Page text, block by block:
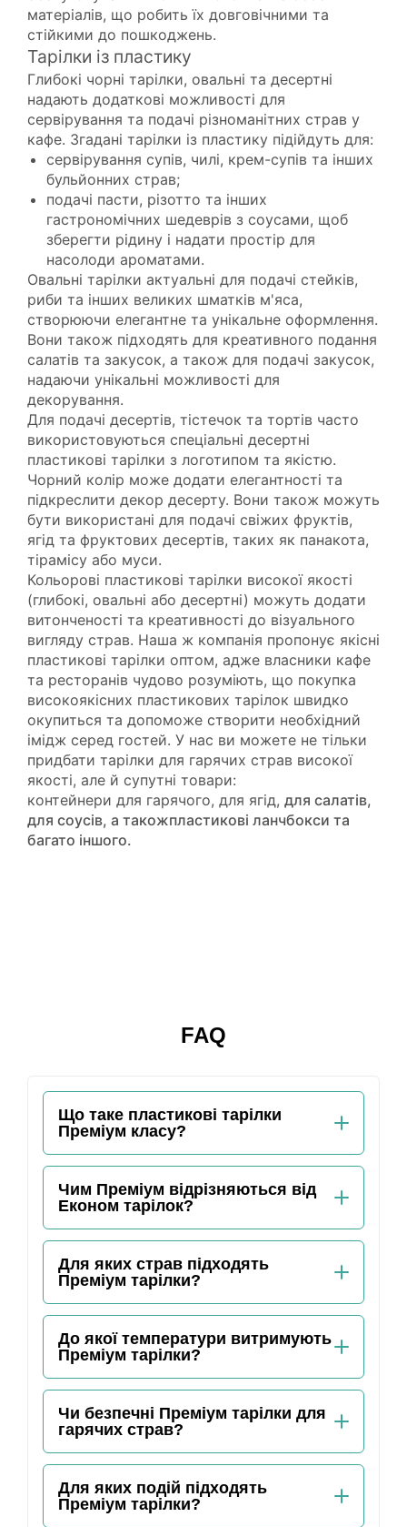
матеріалів, що робить їх довговічними та
стійкими до пошкоджень.
Тарілки із пластику
Глибокі чорні тарілки, овальні та десертні
надають додаткові можливості для
сервірування та подачі різноманітних страв у
кафе. Згадані тарілки із пластику підійдуть для:
сервірування супів, чилі, крем-супів та інших
бульйонних страв;
подачі пасти, різотто та інших
гастрономічних шедеврів з соусами, щоб
зберегти рідину і надати простір для
насолоди ароматами.
Овальні тарілки актуальні для подачі стейків,
риби та інших великих шматків м'яса,
створюючи елегантне та унікальне оформлення.
Вони також підходять для креативного подання
салатів та закусок, а також для подачі закусок,
надаючи унікальні можливості для
декорування.
Для подачі десертів, тістечок та тортів часто
використовуються спеціальні десертні
пластикові тарілки з логотипом та якістю.
Чорний колір може додати елегантності та
підкреслити декор десерту. Вони також можуть
бути використані для подачі свіжих фруктів,
ягід та фруктових десертів, таких як панакота,
тірамісу або муси.
Кольорові пластикові тарілки високої якості
(глибокі, овальні або десертні) можуть додати
витонченості та креативності до візуального
вигляду страв. Наша ж компанія пропонує якісні
пластикові тарілки оптом, адже власники кафе
та ресторанів чудово розуміють, що покупка
високоякісних пластикових тарілок швидко
окупиться та допоможе створити необхідний
імідж серед гостей. У нас ви можете не тільки
придбати тарілки для гарячих страв високої
якості, але й супутні товари:
контейнери для гарячого, для ягід, для салатів,
для соусів, а такожпластикові ланчбокси та
багато іншого.
FAQ
Що таке пластикові тарілки
Преміум класу?
Чим Преміум відрізняються від
Економ тарілок?
Для яких страв підходять
Преміум тарілки?
До якої температури витримують
Преміум тарілки?
Чи безпечні Преміум тарілки для
гарячих страв?
Для яких подій підходять
Преміум тарілки?